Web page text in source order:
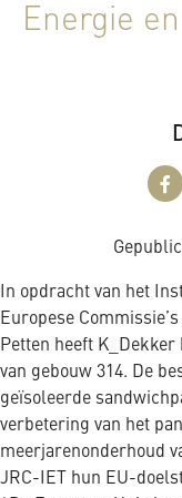
Energie
In opdracht van het
Europese
Petten heeft
van gebouw 314. De
geïsoleerde
verbetering van het
meerjarenonderhoud
JRC-IET hun EU-